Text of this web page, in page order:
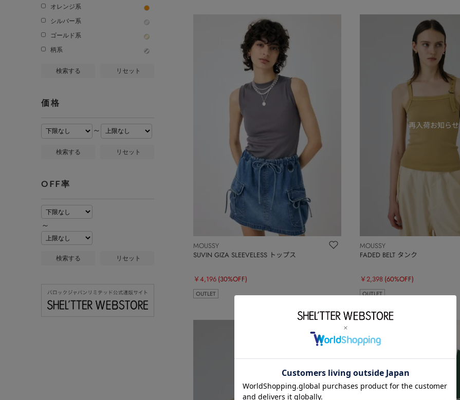
オレンジ系
シルバー系
ゴールド系
柄系
検索する リセット
価格
～
検索する リセット
OFF率
～
検索する リセット
MOUSSY
SUVIN GIZA SLEEVELESS トップス
￥4,196 (30%OFF)
OUTLET
MOUSSY
FADED BELT タンク
￥2,398 (60%OFF)
OUTLET